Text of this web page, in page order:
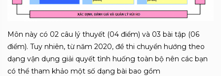
Môn này có 02 câu lý thuyết (04 điểm) và 03 bài tập (06
điểm). Tuy nhiên, từ năm 2020, đề thi chuyển hướng theo
dạng vận dụng giải quyết tình huống toàn bộ nên các bạn
có thể tham khảo một số dạng bài bao gồm